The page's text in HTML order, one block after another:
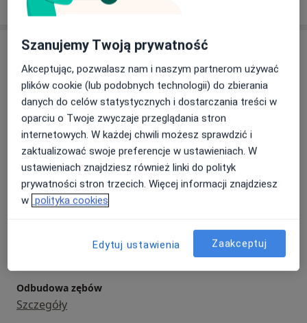
Usługi i ceny
Konsultacja stomatologiczna
Szczegóły
Badania stomatologiczne
Szczegóły
Leczenie kanałowe
Szczegóły
Odbudowa zębów
Szczegóły
Szanujemy Twoją prywatność
Akceptując, pozwalasz nam i naszym partnerom używać
plików cookie (lub podobnych technologii) do zbierania
danych do celów statystycznych i dostarczania treści w
oparciu o Twoje zwyczaje przeglądania stron
internetowych. W każdej chwili możesz sprawdzić i
zaktualizować swoje preferencje w ustawieniach. W
ustawieniach znajdziesz również linki do polityk
prywatności stron trzecich. Więcej informacji znajdziesz
w polityka cookies
Edytuj ustawienia Zaakceptuj